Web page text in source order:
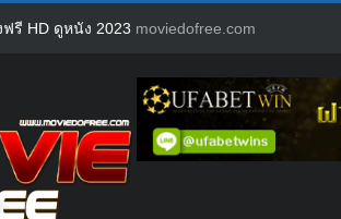
รี HD ดูหนัง 2023 moviedofree.com